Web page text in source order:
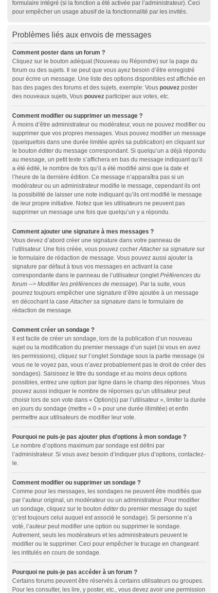
formulaire intégré (si la fonction a été activée par l’administrateur). Ceci
pour empêcher un usage abusif de la fonctionnalité par les invités.
Problèmes liés aux envois de messages
Comment poster dans un forum ?
Cliquez sur le bouton adéquat (Nouveau ou Répondre) sur la page du
forum ou des sujets. Il se peut que vous ayez besoin d’être enregistré
pour écrire un message. Une liste des options disponibles est affichée en
bas des pages des forums et des sujets, exemple: Vous pouvez poster
des nouveaux sujets, Vous pouvez participer aux votes, etc.
Comment modifier ou supprimer un message ?
À moins d’être administrateur ou modérateur, vous ne pouvez modifier ou
supprimer que vos propres messages. Vous pouvez modifier un message
(quelquefois dans une durée limitée après sa publication) en cliquant sur
le bouton éditerdu message correspondant. Si quelqu’un a déjà répondu
au message, un petit texte s’affichera en bas du message indiquant qu’il
a été édité, le nombre de fois qu’il a été modifié ainsi que la date et
l’heure de la dernière édition. Ce message n’apparaîtra pas si un
modérateur ou un administrateur modifie le message, cependant ils ont
la possibilité de laisser une note indiquant qu’ils ont modifié le message
de leur propre initiative. Notez que les utilisateurs ne peuvent pas
supprimer un message une fois que quelqu’un y a répondu.
Comment ajouter une signature à mes messages ?
Vous devez d’abord créer une signature dans votre panneau de
l’utilisateur. Une fois créée, vous pouvez cocherAttacher sa signature sur
le formulaire de rédaction de message. Vous pouvez aussi ajouter la
signature par défaut à tous vos messages en activant la case
correspondante dans le panneau de l’utilisateur (ongletPréférences du
forum --> Modifier les préférences de message). Par la suite, vous
pourrez toujours empêcher une signature d’être ajoutée à un message
en décochant la caseAttacher sa signature dans le formulaire de
rédaction de message.
Comment créer un sondage ?
Il est facile de créer un sondage, lors de la publication d’un nouveau
sujet ou la modification du premier message d’un sujet (si vous en avez
les permissions), cliquez sur l’ongletSondage sous la partie message (si
vous ne le voyez pas, vous n’avez probablement pas le droit de créer des
sondages). Saisissez le titre du sondage et au moins deux options
possibles, entrez une option par ligne dans le champ des réponses. Vous
pouvez aussi indiquer le nombre de réponses qu’un utilisateur peut
choisir lors de son vote dans « Option(s) par l’utilisateur », limiter la durée
en jours du sondage (mettre « 0 » pour une durée illimitée) et enfin
permettre aux utilisateurs de modifier leur vote.
Pourquoi ne puis-je pas ajouter plus d’options à mon sondage ?
Le nombre d’options maximum par sondage est défini par
l’administrateur. Si vous avez besoin d’indiquer plus d’options, contactez-
le.
Comment modifier ou supprimer un sondage ?
Comme pour les messages, les sondages ne peuvent être modifiés que
par l’auteur original, un modérateur ou un administrateur. Pour modifier
un sondage, cliquez sur le bouton éditerdu premier message du sujet
(c’est toujours celui auquel est associé le sondage). Si personne n’a
voté, l’auteur peut modifier une option ou supprimer le sondage.
Autrement, seuls les modérateurs et les administrateurs peuvent le
modifier ou le supprimer. Ceci pour empêcher le trucage en changeant
les intitulés en cours de sondage.
Pourquoi ne puis-je pas accéder à un forum ?
Certains forums peuvent être réservés à certains utilisateurs ou groupes.
Pour les consulter, les lire, y poster, etc., vous devez avoir une permission